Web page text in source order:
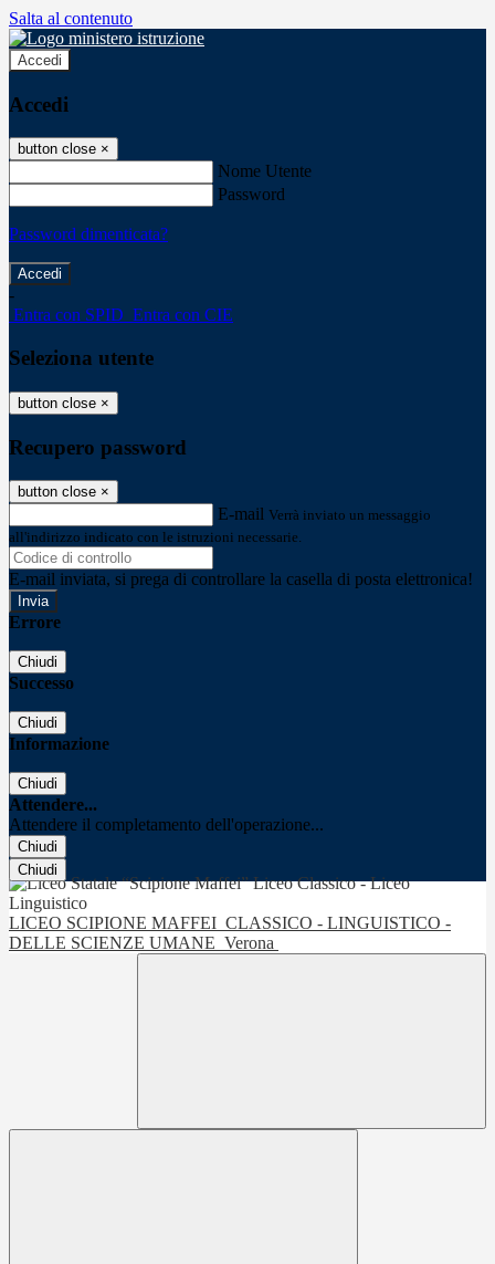
Salta al contenuto
Accedi
Accedi
button close ×
Nome Utente
Password
Password dimenticata?
-
Entra con SPID Entra con CIE
Seleziona utente
button close ×
Recupero password
button close ×
E-mail Verrà inviato un messaggio
all'indirizzo indicato con le istruzioni necessarie.
E-mail inviata, si prega di controllare la casella di posta elettronica!
Errore
Chiudi
Successo
Chiudi
Informazione
Chiudi
Attendere...
Attendere il completamento dell'operazione...
Chiudi
Chiudi
LICEO SCIPIONE MAFFEI CLASSICO - LINGUISTICO -
DELLE SCIENZE UMANE Verona